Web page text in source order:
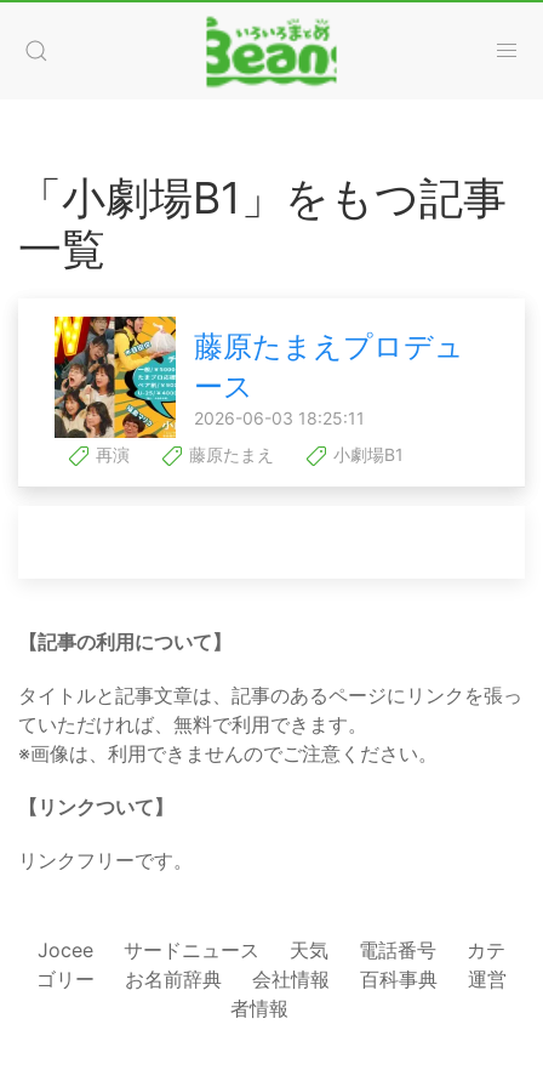
「小劇場B1」をもつ記事
一覧
藤原たまえプロデュ
ース
2026-06-03 18:25:11
再演
藤原たまえ 小劇場B1
【記事の利用について】
タイトルと記事文章は、記事のあるページにリンクを張っ
ていただければ、無料で利用できます。
※画像は、利用できませんのでご注意ください。
【リンクついて】
リンクフリーです。
Jocee サードニュース 天気 電話番号
カテ
ゴリー
お名前辞典 会社情報 百科事典
運営
者情報